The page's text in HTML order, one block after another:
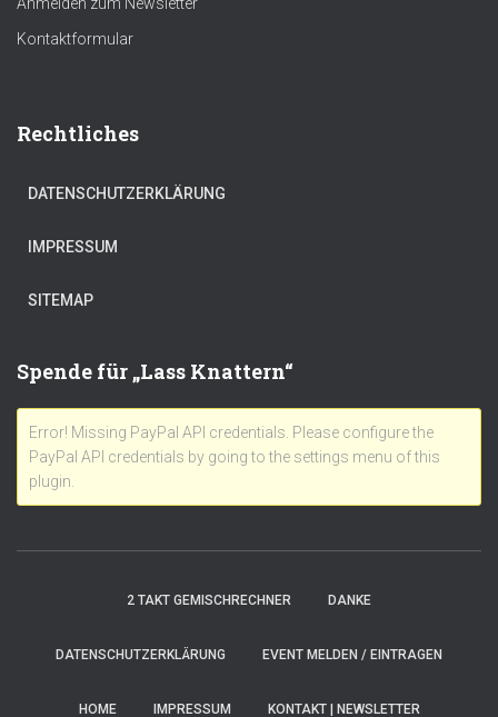
Anmelden zum Newsletter
Kontaktformular
Rechtliches
DATENSCHUTZERKLÄRUNG
IMPRESSUM
SITEMAP
Spende für „Lass Knattern“
Error! Missing PayPal API credentials. Please configure the
PayPal API credentials by going to the settings menu of this
plugin.
2 TAKT GEMISCHRECHNER DANKE
DATENSCHUTZERKLÄRUNG EVENT MELDEN / EINTRAGEN
HOME IMPRESSUM KONTAKT | NEWSLETTER